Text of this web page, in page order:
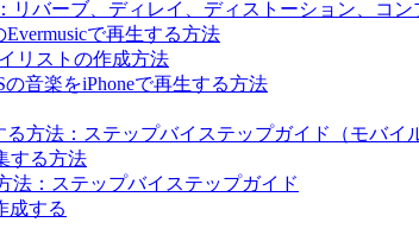
リバーブ、ディレイ、ディストーション、コ
で再生する方法
リストの作成方法
音楽をiPhoneで再生する方法
方法：ステップバイステップガイド（モバイ
する方法
法：ステップバイステップガイド
成する